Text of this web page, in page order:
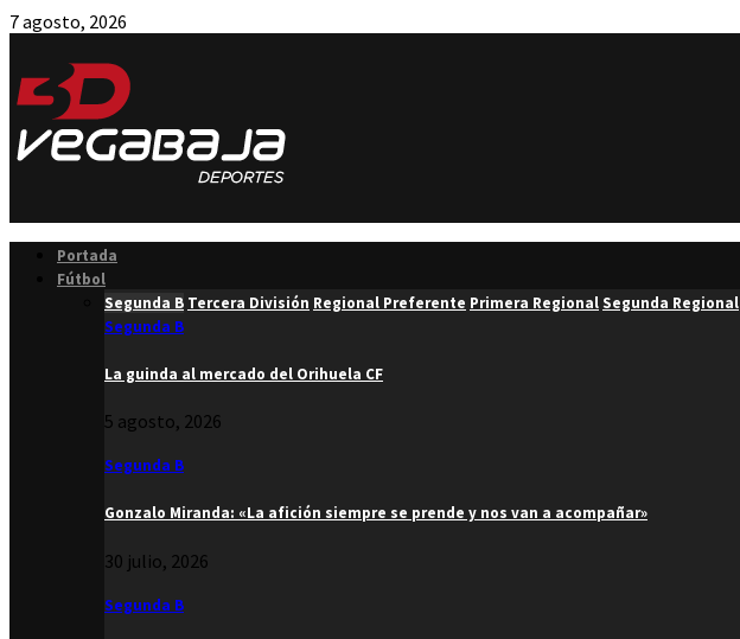
7 agosto, 2026
Portada
Fútbol
Segunda B Tercera División Regional Preferente Primera RegionalSegunda Regional
Segunda B
La guinda al mercado del Orihuela CF
5 agosto, 2026
Segunda B
Gonzalo Miranda: «La afición siempre se prende y nos van a acompañar»
30 julio, 2026
Segunda B